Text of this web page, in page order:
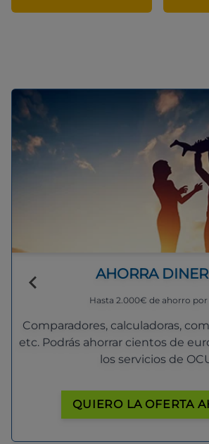
AHORRA
Hasta 2.000€ de ahorro por
Comparadores, calculadoras,
etc. Podrás ahorrar cientos de
los servicios de
QUIERO LA OFERTA